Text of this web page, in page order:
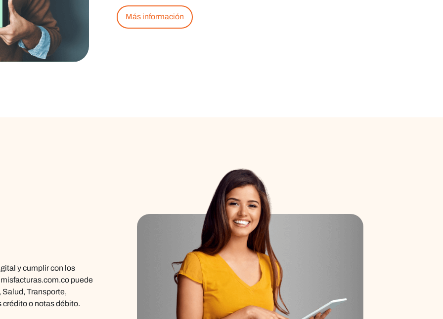
Más información
y cumplir con los
misfacturas.com.co puede
Transporte,
o notas débito.